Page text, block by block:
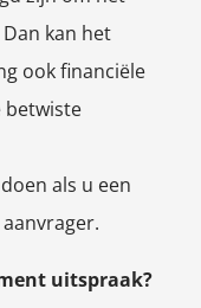
kan het
ook financiële
betwiste
als u een
uitspraak?